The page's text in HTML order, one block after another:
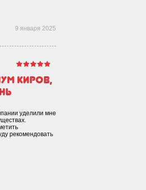
9 января 2025
Киров,
уделили мне
рекомендовать